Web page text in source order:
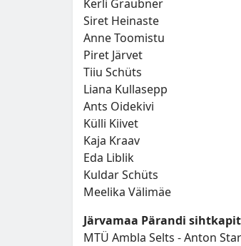
Kerli Graubner
Siret Heinaste
Anne Toomistu
Piret Järvet
Tiiu Schüts
Liana Kullasepp
Ants Oidekivi
Külli Kiivet
Kaja Kraav
Eda Liblik
Kuldar Schüts
Meelika Välimäe
Järvamaa Pärandi
MTÜ Ambla Selts - Anton